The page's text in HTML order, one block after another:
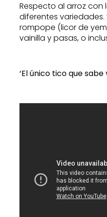
Respecto al arroz con
diferentes
rompope (licor de
vainilla y pasas, o
‘El único tico que sabe